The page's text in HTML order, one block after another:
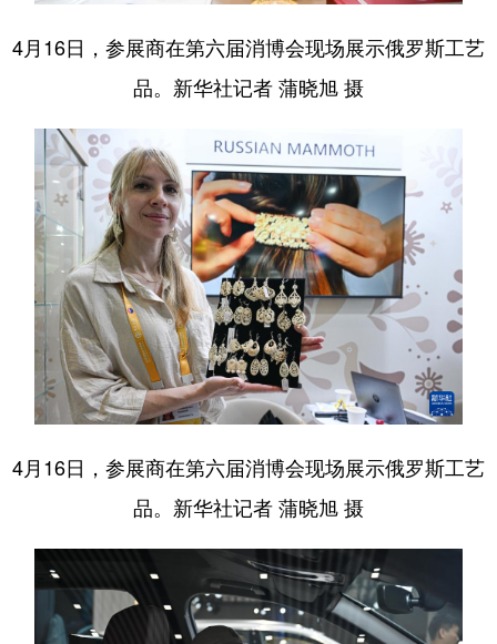
4月16日，参展商在第六届消博会现场展示俄罗斯工艺
品。新华社记者 蒲晓旭 摄
4月16日，参展商在第六届消博会现场展示俄罗斯工艺
品。新华社记者 蒲晓旭 摄